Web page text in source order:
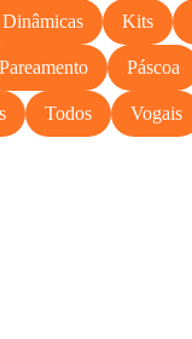
Kits
Pareamento Páscoa
Todos Vogais